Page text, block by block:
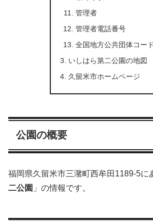
管理者
管理者電話番号
全国地方公共団体コード
いしはら第二公園の地図
久留米市ホームページ
公園の概要
福岡県久留米市三潴町西牟田1189-5に
二公園 」の情報です。